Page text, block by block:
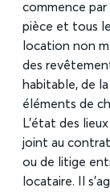
commence
pièce et tous
location non
des
habitable, de
éléments de
L’état des
joint au contrat
ou de litige
locataire. Il